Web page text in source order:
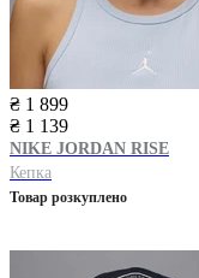
₴ 1 899
₴ 1 139
NIKE JORDAN RISE
Кепка
Товар розкуплено